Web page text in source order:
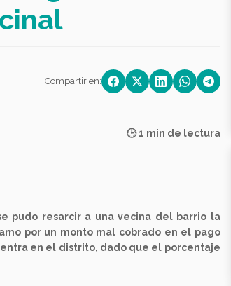
Compartir en:
🕒 1 min de lectura
pudo resarcir a una vecina del barrio la
por un monto mal cobrado en el pago
en el distrito, dado que el porcentaje